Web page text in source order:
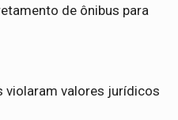
de ônibus para
violaram valores jurídicos